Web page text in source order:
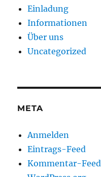
Einladung
Informationen
Über uns
Uncategorized
META
Anmelden
Eintrags-Feed
Kommentar-Feed